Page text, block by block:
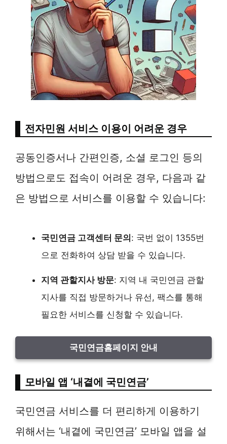
전자민원 서비스 이용이 어려운 경우
공동인증서나 간편인증, 소셜 로그인 등의
방법으로도 접속이 어려운 경우, 다음과 같
은 방법으로 서비스를 이용할 수 있습니다:
국민연금 고객센터 문의 : 국번 없이 1355번
으로 전화하여 상담 받을 수 있습니다.
지역 관할지사 방문: 지역 내 국민연금 관할
지사를 직접 방문하거나 유선, 팩스를 통해
필요한 서비스를 신청할 수 있습니다.
국민연금홈페이지 안내
모바일 앱 ‘내곁에 국민연금’
국민연금 서비스를 더 편리하게 이용하기
위해서는 ‘내곁에 국민연금’ 모바일 앱을 설